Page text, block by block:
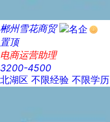
郴州雪花商贸
置顶
电商运营助理
3200-4500
北湖区 不限经验 不限学历